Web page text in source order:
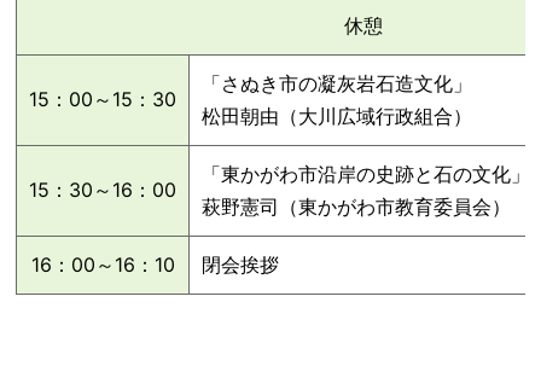
休憩
15：00～15：30
「さぬき市の凝灰岩石造文化」
松田朝由（大川広域行政組合）
15：30～16：00
「東かがわ市沿岸の史跡と石の文化」
萩野憲司（東かがわ市教育委員会）
16：00～16：10 閉会挨拶